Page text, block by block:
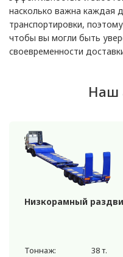
насколько важна каждая
транспортировки,
чтобы вы могли быть
своевременности
Наш
Низкорамный
Тоннаж:
38 т.